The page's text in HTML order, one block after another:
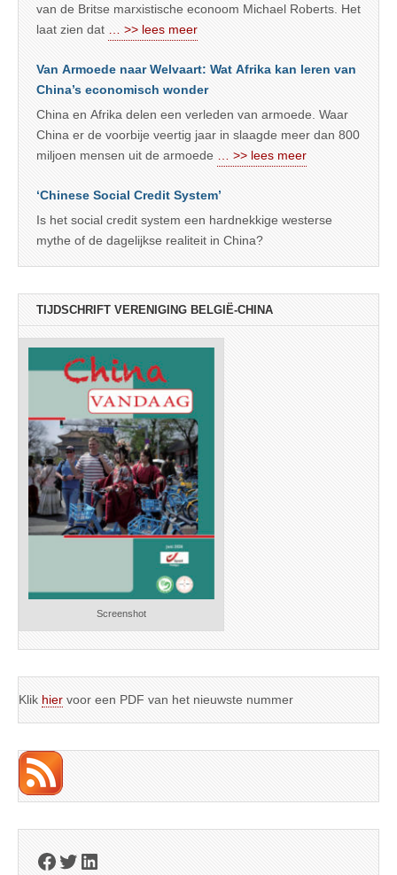
van de Britse marxistische econoom Michael Roberts. Het
laat zien dat
… >> lees meer
Van Armoede naar Welvaart: Wat Afrika kan leren van
China’s economisch wonder
China en Afrika delen een verleden van armoede. Waar
China er de voorbije veertig jaar in slaagde meer dan 800
miljoen mensen uit de armoede
… >> lees meer
‘Chinese Social Credit System’
Is het social credit system een hardnekkige westerse
mythe of de dagelijkse realiteit in China?
TIJDSCHRIFT VERENIGING BELGIË-CHINA
Screenshot
Klik hier voor een PDF van het nieuwste nummer
Facebook
Twitter
LinkedIn